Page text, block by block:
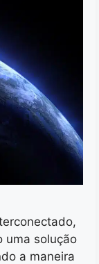
uma solução
a maneira